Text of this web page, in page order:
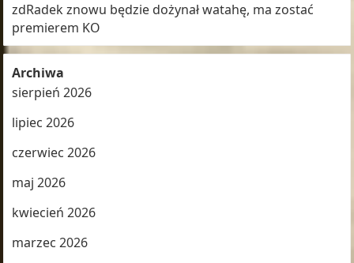
zdRadek znowu będzie dożynał watahę, ma zostać
premierem KO
Archiwa
sierpień 2026
lipiec 2026
czerwiec 2026
maj 2026
kwiecień 2026
marzec 2026